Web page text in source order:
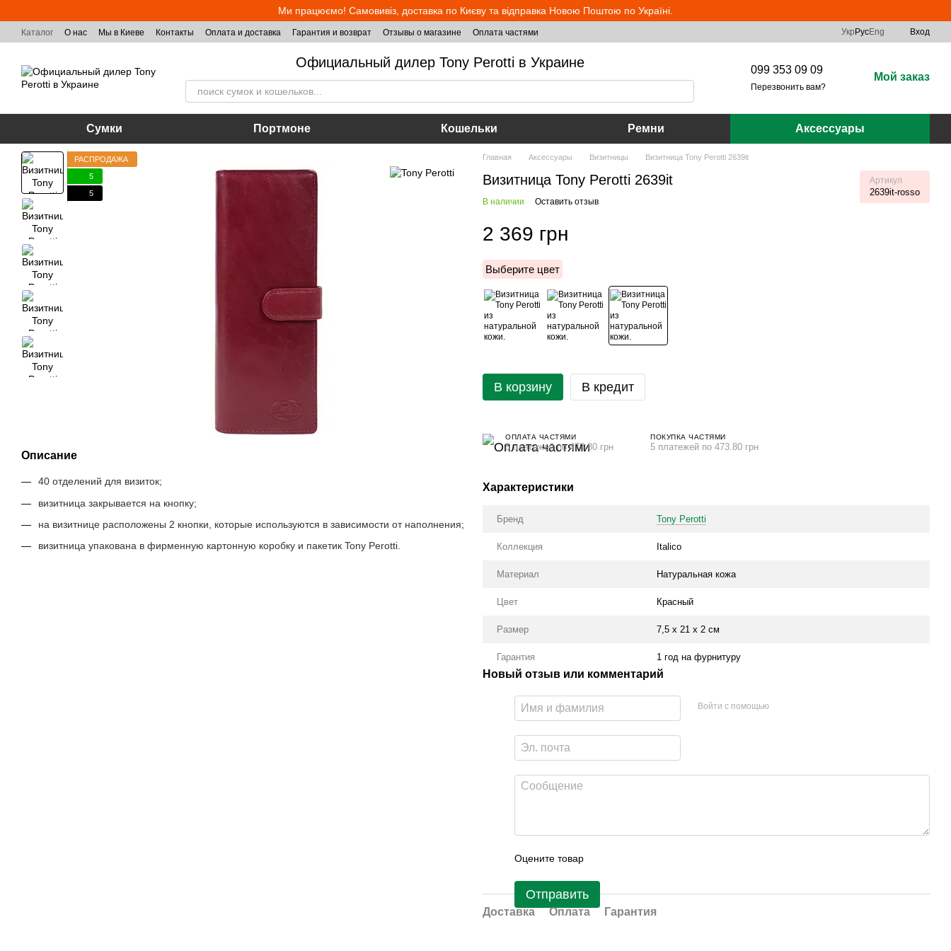
Ми працюємо! Самовивіз, доставка по Києву та відправка Новою Поштою по Україні.
Каталог О нас Мы в Киеве Контакты Оплата и доставка Гарантия и возврат Отзывы о магазине Оплата частями Укр РусEng Вход
Официальный дилер Tony Perotti в Украине 099 353 09 09
Перезвонить вам?
Мой заказ
Сумки Портмоне Кошельки Ремни Аксессуары
РАСПРОДАЖА
5
5
Описание
40 отделений для визиток;
визитница закрывается на кнопку;
на визитнице расположены 2 кнопки, которые используются в зависимости от наполнения;
визитница упакована в фирменную картонную коробку и пакетик Tony Perotti.
Главная Аксессуары Визитницы Визитница Tony Perotti 2639it
Визитница Tony Perotti 2639it Артикул
2639it-rosso
В наличии Оставить отзыв
2 369 грн
Выберите цвет
В корзину В кредит
ОПЛАТА ЧАСТЯМИ
5 платежей по 473.80 грн
ПОКУПКА ЧАСТЯМИ
5 платежей по 473.80 грн
Характеристики
Бренд Tony Perotti
Коллекция Italico
Материал Натуральная кожа
Цвет Красный
Размер 7,5 х 21 х 2 см
Гарантия 1 год на фурнитуру
Новый отзыв или комментарий
Войти с помощью
Оцените товар
Отправить
Доставка Оплата Гарантия